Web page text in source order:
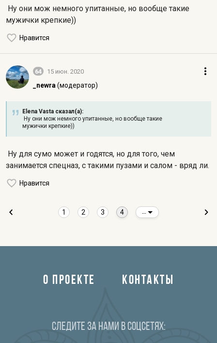
Ну они мож немного упитанные, но вообще такие
мужички крепкие))
Нравится
64 15 июн. 2020
_newra (модератор)
Elena Vasta сказал(а):
Ну они мож немного упитанные, но вообще такие
мужички крепкие))
Ну для сумо может и годятся, но для того, чем
занимается спецназ, с такими пузами и салом - вряд ли.
Нравится
1 2 3 4
О ПРОЕКТЕ КОНТАКТЫ
Следите за нами в соцсетях: